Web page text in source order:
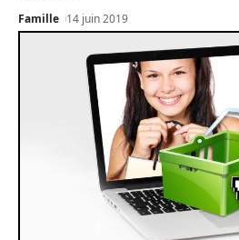
Famille 14 juin 2019